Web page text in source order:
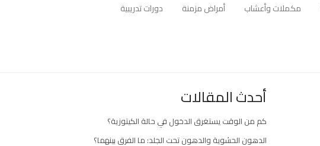
مكملات وأعشاب أمراض مزمنة
دورات تدريبية
أحدث المقالات
كم من الوقت يستغرق الدخول في حالة الكيتوزية؟
الدهون الحشوية والدهون تحت الجلد: ما الفرق بينهما؟